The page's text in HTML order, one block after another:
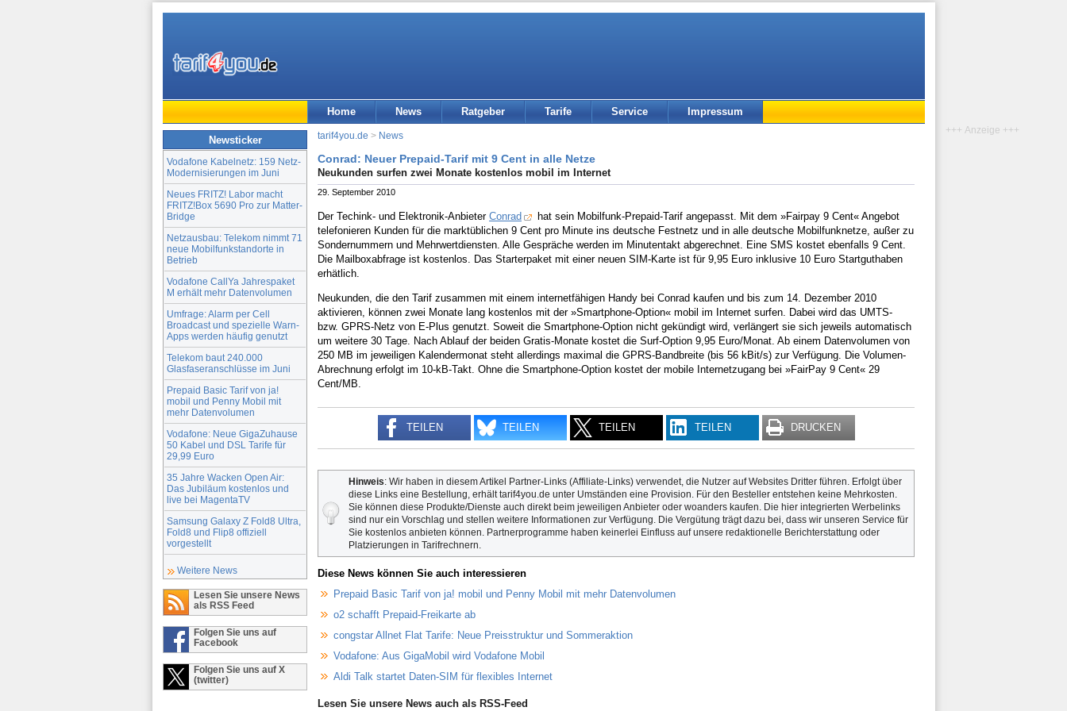
Home News Ratgeber Tarife Service Impressum
Newsticker
Vodafone Kabelnetz: 159 Netz-
Modernisierungen im Juni
Neues FRITZ! Labor macht
FRITZ!Box 5690 Pro zur Matter-
Bridge
Netzausbau: Telekom nimmt 71
neue Mobilfunkstandorte in
Betrieb
Vodafone CallYa Jahrespaket
M erhält mehr Datenvolumen
Umfrage: Alarm per Cell
Broadcast und spezielle Warn-
Apps werden häufig genutzt
Telekom baut 240.000
Glasfaseranschlüsse im Juni
Prepaid Basic Tarif von ja!
mobil und Penny Mobil mit
mehr Datenvolumen
Vodafone: Neue GigaZuhause
50 Kabel und DSL Tarife für
29,99 Euro
35 Jahre Wacken Open Air:
Das Jubiläum kostenlos und
live bei MagentaTV
Samsung Galaxy Z Fold8 Ultra,
Fold8 und Flip8 offiziell
vorgestellt
Weitere News
Lesen Sie unsere News
als RSS Feed
Folgen Sie uns auf
Facebook
Folgen Sie uns auf X
(twitter)
tarif4you.de > News
Conrad: Neuer Prepaid-Tarif mit 9 Cent in alle Netze
Neukunden surfen zwei Monate kostenlos mobil im Internet
29. September 2010
Der Techink- und Elektronik-Anbieter Conrad
hat sein Mobilfunk-Prepaid-Tarif angepasst. Mit dem »Fairpay 9 Cent« Angebot
telefonieren Kunden für die marktüblichen 9 Cent pro Minute ins deutsche Festnetz und in alle deutsche Mobilfunknetze, außer zu
Sondernummern und Mehrwertdiensten. Alle Gespräche werden im Minutentakt abgerechnet. Eine SMS kostet ebenfalls 9 Cent.
Die Mailboxabfrage ist kostenlos. Das Starterpaket mit einer neuen SIM-Karte ist für 9,95 Euro inklusive 10 Euro Startguthaben
erhätlich.
Neukunden, die den Tarif zusammen mit einem internetfähigen Handy bei Conrad kaufen und bis zum 14. Dezember 2010
aktivieren, können zwei Monate lang kostenlos mit der »Smartphone-Option« mobil im Internet surfen. Dabei wird das UMTS-
bzw. GPRS-Netz von E-Plus genutzt. Soweit die Smartphone-Option nicht gekündigt wird, verlängert sie sich jeweils automatisch
um weitere 30 Tage. Nach Ablauf der beiden Gratis-Monate kostet die Surf-Option 9,95 Euro/Monat. Ab einem Datenvolumen von
250 MB im jeweiligen Kalendermonat steht allerdings maximal die GPRS-Bandbreite (bis 56 kBit/s) zur Verfügung. Die Volumen-
Abrechnung erfolgt im 10-kB-Takt. Ohne die Smartphone-Option kostet der mobile Internetzugang bei »FairPay 9 Cent« 29
Cent/MB.
TEILEN TEILEN TEILEN TEILEN DRUCKEN
Hinweis: Wir haben in diesem Artikel Partner-Links (Affiliate-Links) verwendet, die Nutzer auf Websites Dritter führen. Erfolgt über
diese Links eine Bestellung, erhält tarif4you.de unter Umständen eine Provision. Für den Besteller entstehen keine Mehrkosten.
Sie können diese Produkte/Dienste auch direkt beim jeweiligen Anbieter oder woanders kaufen. Die hier integrierten Werbelinks
sind nur ein Vorschlag und stellen weitere Informationen zur Verfügung. Die Vergütung trägt dazu bei, dass wir unseren Service für
Sie kostenlos anbieten können. Partnerprogramme haben keinerlei Einfluss auf unsere redaktionelle Berichterstattung oder
Platzierungen in Tarifrechnern.
Diese News können Sie auch interessieren
Prepaid Basic Tarif von ja! mobil und Penny Mobil mit mehr Datenvolumen
o2 schafft Prepaid-Freikarte ab
congstar Allnet Flat Tarife: Neue Preisstruktur und Sommeraktion
Vodafone: Aus GigaMobil wird Vodafone Mobil
Aldi Talk startet Daten-SIM für flexibles Internet
Lesen Sie unsere News auch als RSS-Feed
+++ Anzeige +++